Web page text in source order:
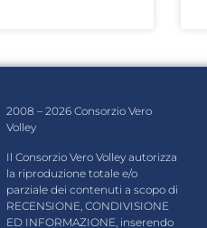
2008 – 2026 Consorzio Vero
Volley
Il Consorzio Vero Volley autorizza
la riproduzione totale e/o
parziale dei contenuti a scopo di
RECENSIONE, CONDIVISIONE
ED INFORMAZIONE, inserendo